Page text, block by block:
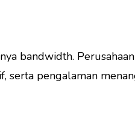
bandwidth.
serta pengalaman